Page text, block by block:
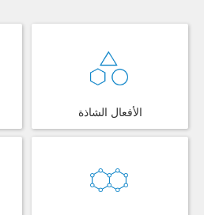
الأفعال الشاذة